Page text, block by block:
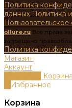
Политика
данных Политика
ollure.ru Все права
запрещено
Политика
Магазин
Аккаунт
Корзина
Избранное
Корзина